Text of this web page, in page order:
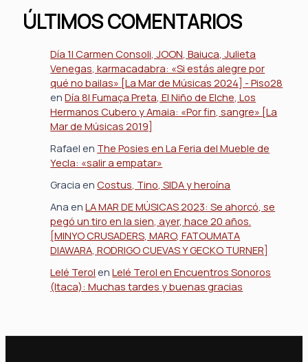
ÚLTIMOS COMENTARIOS
Día 1| Carmen Consoli, JOON, Baiuca, Julieta
Venegas, karmacadabra: «Si estás alegre por
qué no bailas» [La Mar de Músicas 2024] - Piso28
enDía 8| Fumaça Preta, El Niño de Elche, Los
Hermanos Cubero y Amaia: «Por fin, sangre» [La
Mar de Músicas 2019]
Rafael en The Posies en La Feria del Mueble de
Yecla: «salir a empatar»
Gracia enCostus, Tino, SIDA y heroína
Ana enLA MAR DE MÚSICAS 2023: Se ahorcó, se
pegó un tiro en la sien, ayer, hace 20 años.
[MINYO CRUSADERS, MARO, FATOUMATA
DIAWARA, RODRIGO CUEVAS Y GECKO TURNER]
Lelé Terol enLelé Terol en Encuentros Sonoros
(Itaca): Muchas tardes y buenas gracias